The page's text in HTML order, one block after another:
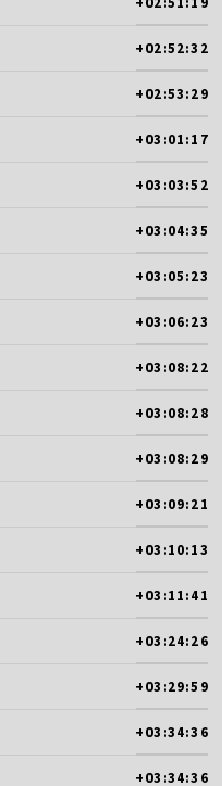
+02:52:32
+02:53:29
+03:01:17
+03:03:52
+03:04:35
+03:05:23
+03:06:23
+03:08:22
+03:08:28
+03:08:29
+03:09:21
+03:10:13
+03:11:41
+03:24:26
+03:29:59
+03:34:36
+03:34:36